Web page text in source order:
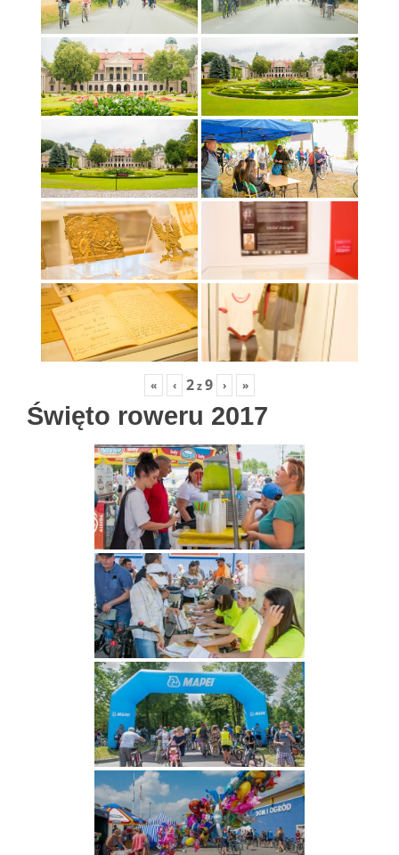
« ‹ 2z9 › »
Święto roweru 2017